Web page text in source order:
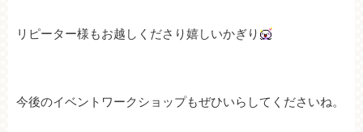
リピーター様もお越しくださり嬉しいかぎり
今後のイベントワークショップもぜひいらしてくださいね。